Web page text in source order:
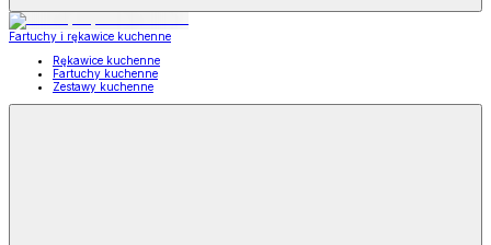
Fartuchy i rękawice kuchenne
Rękawice kuchenne
Fartuchy kuchenne
Zestawy kuchenne